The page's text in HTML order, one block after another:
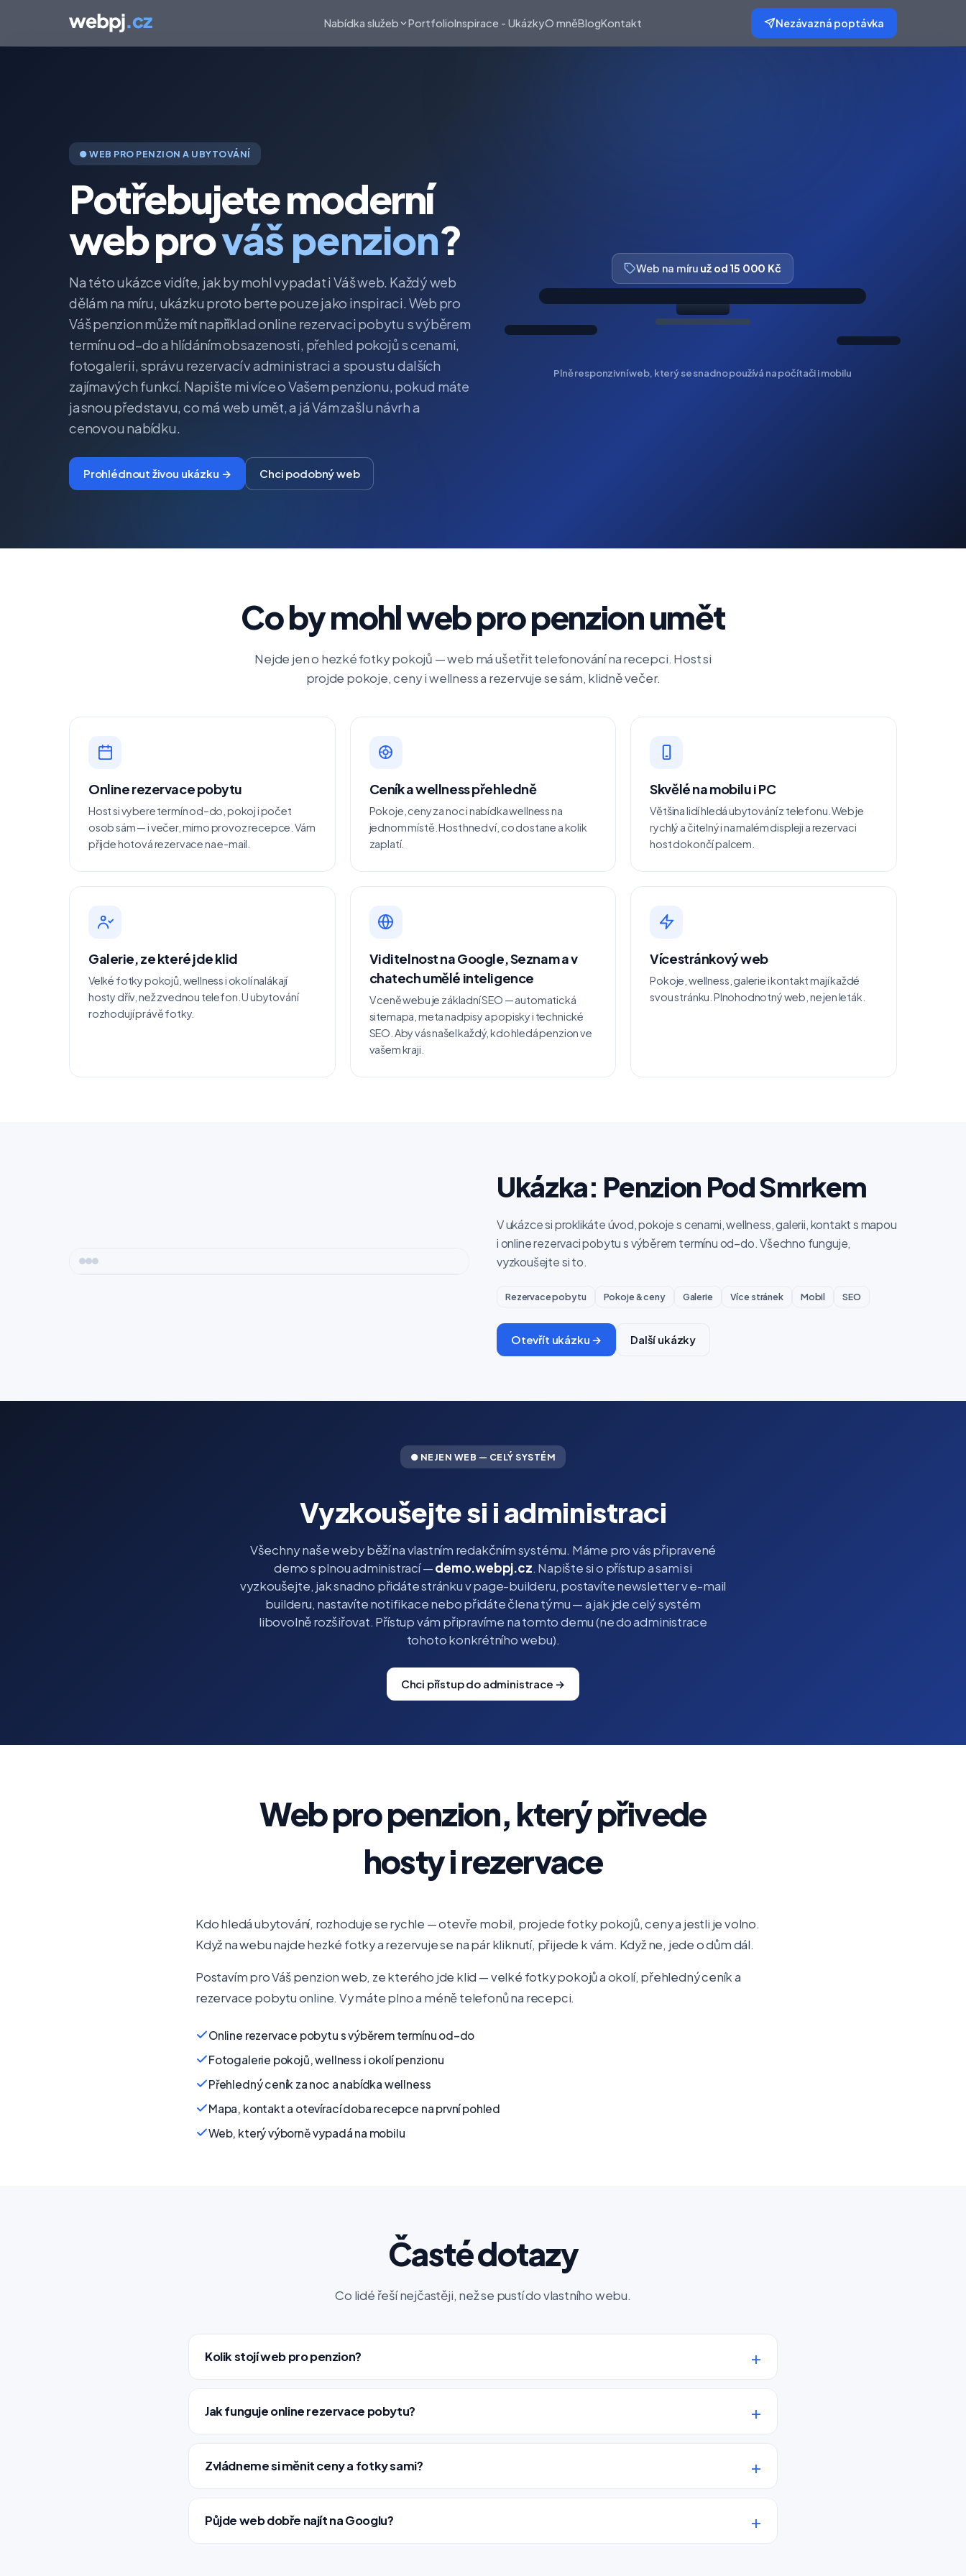
Nabídka služeb PortfolioInspirace - UkázkyO mněBlogKontakt Nezávazná poptávka
● WEB PRO PENZION A UBYTOVÁNÍ
Potřebujete moderní
web prováš penzion?
Na této ukázce vidíte, jak by mohl vypadat i Váš web. Každý web
dělám na míru, ukázku proto berte pouze jako inspiraci. Web pro
Váš penzion může mít například online rezervaci pobytu s výběrem
termínu od–do a hlídáním obsazenosti, přehled pokojů s cenami,
fotogalerii, správu rezervací v administraci a spoustu dalších
zajímavých funkcí. Napište mi více o Vašem penzionu, pokud máte
jasnou představu, co má web umět, a já Vám zašlu návrh a
cenovou nabídku.
Prohlédnout živou ukázku → Chci podobný web
Web na míru už od 15 000 Kč
Plně responzivní web, který se snadno používá na počítači i mobilu
Co by mohl web pro penzion umět
Nejde jen o hezké fotky pokojů — web má ušetřit telefonování na recepci. Host si
projde pokoje, ceny i wellness a rezervuje se sám, klidně večer.
Online rezervace pobytu
Host si vybere termín od–do, pokoj i počet
osob sám — i večer, mimo provoz recepce. Vám
přijde hotová rezervace na e-mail.
Ceník a wellness přehledně
Pokoje, ceny za noc i nabídka wellness na
jednom místě. Host hned ví, co dostane a kolik
zaplatí.
Skvělé na mobilu i PC
Většina lidí hledá ubytování z telefonu. Web je
rychlý a čitelný i na malém displeji a rezervaci
host dokončí palcem.
Galerie, ze které jde klid
Velké fotky pokojů, wellness i okolí nalákají
hosty dřív, než zvednou telefon. U ubytování
rozhodují právě fotky.
Viditelnost na Google, Seznam a v
chatech umělé inteligence
V ceně webu je základní SEO — automatická
sitemapa, meta nadpisy a popisky i technické
SEO. Aby vás našel každý, kdo hledá penzion ve
vašem kraji.
Vícestránkový web
Pokoje, wellness, galerie i kontakt mají každé
svou stránku. Plnohodnotný web, ne jen leták.
Ukázka: Penzion Pod Smrkem
V ukázce si proklikáte úvod, pokoje s cenami, wellness, galerii, kontakt s mapou
i online rezervaci pobytu s výběrem termínu od–do. Všechno funguje,
vyzkoušejte si to.
Rezervace pobytu Pokoje & ceny Galerie Více stránek Mobil SEO
Otevřít ukázku → Další ukázky
● NEJEN WEB — CELÝ SYSTÉM
Vyzkoušejte si i administraci
Všechny naše weby běží na vlastním redakčním systému. Máme pro vás připravené
demo s plnou administrací —demo.webpj.cz. Napište si o přístup a sami si
vyzkoušejte, jak snadno přidáte stránku v page-builderu, postavíte newsletter v e-mail
builderu, nastavíte notifikace nebo přidáte člena týmu — a jak jde celý systém
libovolně rozšiřovat. Přístup vám připravíme na tomto demu (ne do administrace
tohoto konkrétního webu).
Chci přístup do administrace →
Web pro penzion, který přivede
hosty i rezervace
Kdo hledá ubytování, rozhoduje se rychle — otevře mobil, projede fotky pokojů, ceny a jestli je volno.
Když na webu najde hezké fotky a rezervuje se na pár kliknutí, přijede k vám. Když ne, jede o dům dál.
Postavím pro Váš penzion web, ze kterého jde klid — velké fotky pokojů a okolí, přehledný ceník a
rezervace pobytu online. Vy máte plno a méně telefonů na recepci.
Online rezervace pobytu s výběrem termínu od–do
Fotogalerie pokojů, wellness i okolí penzionu
Přehledný ceník za noc a nabídka wellness
Mapa, kontakt a otevírací doba recepce na první pohled
Web, který výborně vypadá na mobilu
Časté dotazy
Co lidé řeší nejčastěji, než se pustí do vlastního webu.
Kolik stojí web pro penzion?
Jak funguje online rezervace pobytu?
Zvládneme si měnit ceny a fotky sami?
Půjde web dobře najít na Googlu?